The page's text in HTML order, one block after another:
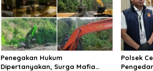
Penegakan Hukum
Dipertanyakan, Surga Mafia
Polsek